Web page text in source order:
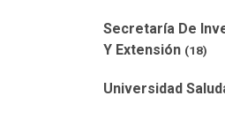
Secretaría De
Y Extensión (18)
Universidad